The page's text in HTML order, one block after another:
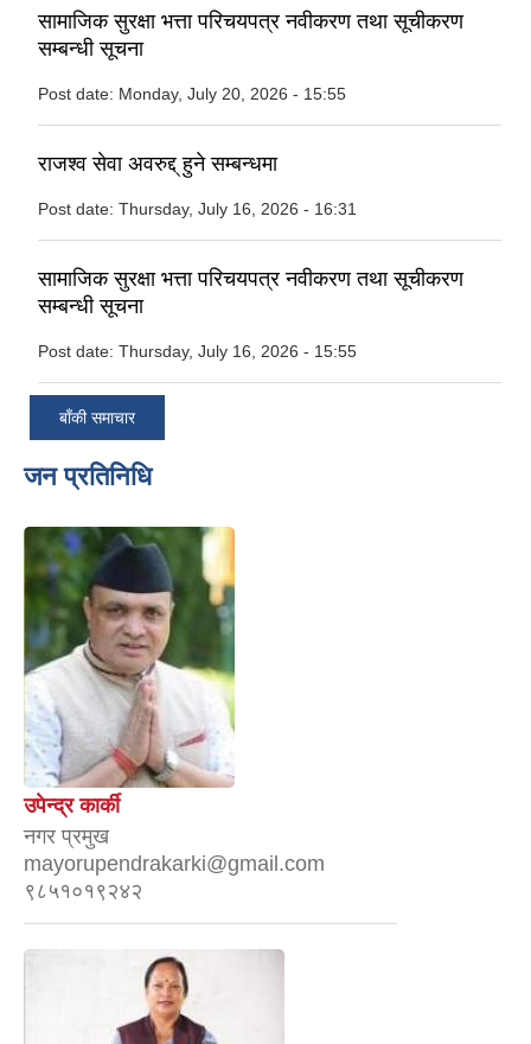
सामाजिक सुरक्षा भत्ता परिचयपत्र नवीकरण तथा सूचीकरण
सम्बन्धी सूचना
Post date: Monday, July 20, 2026 - 15:55
राजश्व सेवा अवरुद्द् हुने सम्बन्धमा
Post date: Thursday, July 16, 2026 - 16:31
सामाजिक सुरक्षा भत्ता परिचयपत्र नवीकरण तथा सूचीकरण
सम्बन्धी सूचना
Post date: Thursday, July 16, 2026 - 15:55
बाँकी समाचार
जन प्रतिनिधि
उपेन्द्र कार्की
नगर प्रमुख
mayorupendrakarki@gmail.com
९८५१०१९२४२